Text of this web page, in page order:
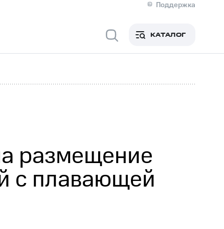
Поддержка
Медиа-центр
Новости в регионе
и аудитРынок акций
КАТАЛОГ
размещение
с плавающей